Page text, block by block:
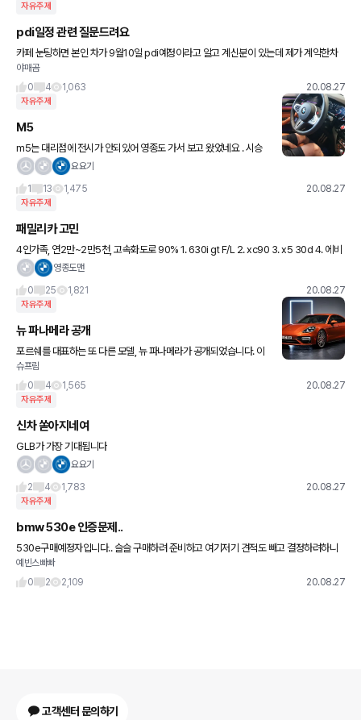
자유주제
pdi일정 관련 질문드려요
카페 눈팅하면 본인 차가 9월10일 pdi예정이라고 알고 계신분이 있는데 제가 계약한차
는 pdi일정이 안나왔다고 하는데요 다음주안에는 무조건 출고 가능하다고 하는데 혹시 9
월10일까지 pdi일정
야매곰
0
4 1,063 20.08.27
자유주제
M5
m5는 대리점에 전시가 안되있어 영종도 가서 보고 왔었네요 . 시승
해보면 엄청 잘 나가겠쥬? 600 마력!!!
요요기
1
13 1,475 20.08.27
자유주제
패밀리카 고민
4인가족, 연2만~2만5천, 고속화도로 90% 1. 630i gt F/L 2. xc90 3. x5 30d 4. 에비
영종도맨
0
25 1,821 20.08.27
자유주제
뉴 파나메라 공개
포르쉐를 대표하는 또 다른 모델, 뉴 파나메라가 공개되었습니다. 이
번에 공개된 파나메라는 2세대 페이스리프트 모델입니다. 자세한 내
슈프림
0
4 1,565 20.08.27
자유주제
신차 쏟아지네여
GLB가 가장 기대됩니다
요요기
2
4 1,783 20.08.27
자유주제
bmw 530e 인증문제..
530e구매예정자입니다.. 슬슬 구매하려 준비하고 여기저기 견적도 빼고 결정하려하니
출고정지걸려있네요.. 정보가지신 분 공유 좀 부탁드려요.. 이제 구형은 아예 구매불가일
까요?
예빈스빠빠
0
2 2,109 20.08.27
고객센터 문의하기